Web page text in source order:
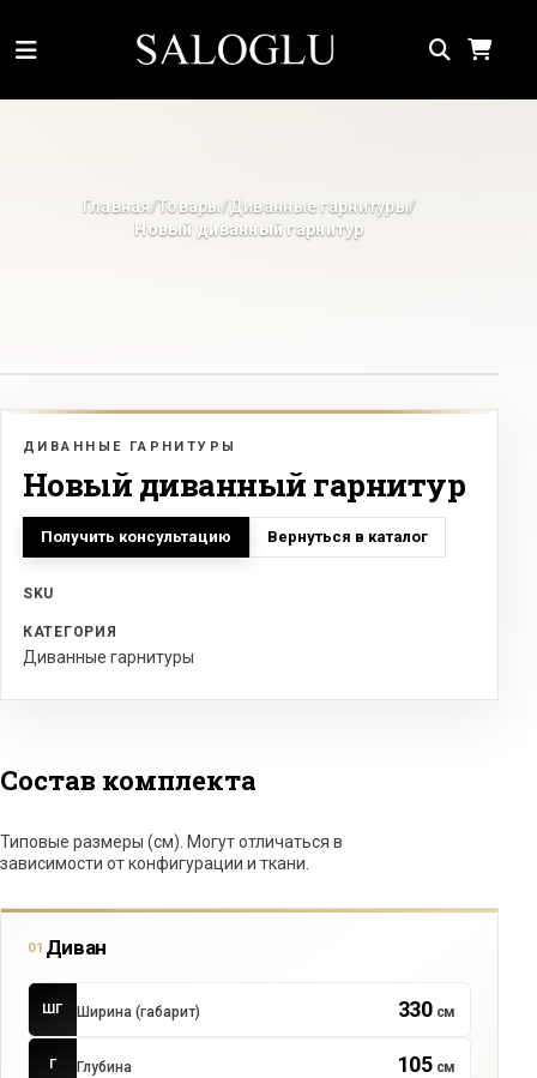
Главная/Товары/Диванные гарнитуры/
Новый диванный гарнитур
ДИВАННЫЕ ГАРНИТУРЫ
Новый диванный гарнитур
Получить консультацию Вернуться в каталог
SKU
КАТЕГОРИЯ
Диванные гарнитуры
Состав комплекта
Типовые размеры (см). Могут отличаться в
зависимости от конфигурации и ткани.
01 Диван
ШГ Ширина (габарит) 330 см
Г Глубина 105 см